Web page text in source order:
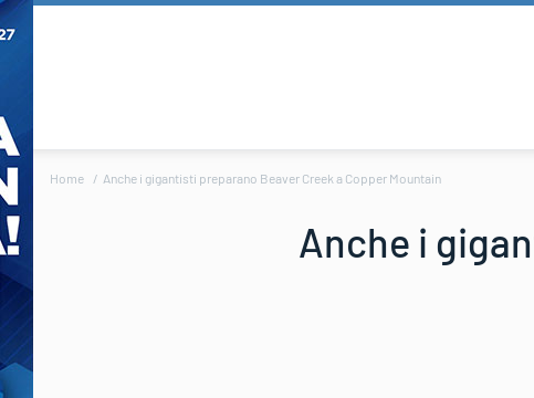
Home Anche i gigantisti preparano Beaver Creek a Copper Mountain
Anche i